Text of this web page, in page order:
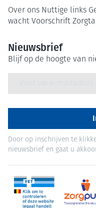
Over ons Nuttige links
wacht Voorschrift
Nieuwsbrief
Blijf op de hoogte van
Door op inschrijven te
nieuwsbrief en gaat u